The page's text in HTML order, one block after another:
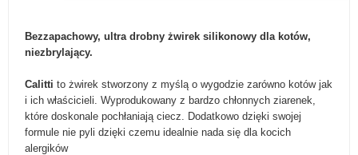
Bezzapachowy, ultra drobny żwirek silikonowy dla kotów,
niezbrylający.
Calitti to żwirek stworzony z myślą o wygodzie zarówno kotów jak
i ich właścicieli. Wyprodukowany z bardzo chłonnych ziarenek,
które doskonale pochłaniają ciecz. Dodatkowo dzięki swojej
formule nie pyli dzięki czemu idealnie nada się dla kocich
alergików